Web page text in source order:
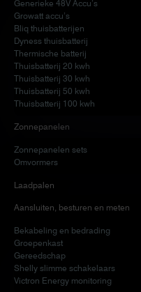
Generieke 48V Accu’s
Growatt accu’s
Bliq thuisbatterijen
Dyness thuisbatterij
Thermische batterij
Thuisbatterij 20 kwh
Thuisbatterij 30 kwh
Thuisbatterij 50 kwh
Thuisbatterij 100 kwh
Zonnepanelen
Zonnepanelen sets
Omvormers
Laadpalen
Aansluiten, besturen en meten
Bekabeling en bedrading
Groepenkast
Gereedschap
Shelly slimme schakelaars
Victron Energy monitoring